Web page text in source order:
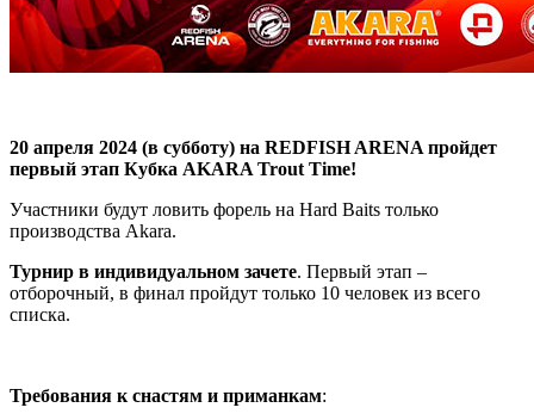
20 апреля 2024 (в субботу) на REDFISH ARENA пройдет
первый этап Кубка AKARA Trout Time!
Участники будут ловить форель на Hard Baits только
производства Akara.
Турнир в индивидуальном зачете. Первый этап –
отборочный, в финал пройдут только 10 человек из всего
списка.
Требования к снастям и приманкам: